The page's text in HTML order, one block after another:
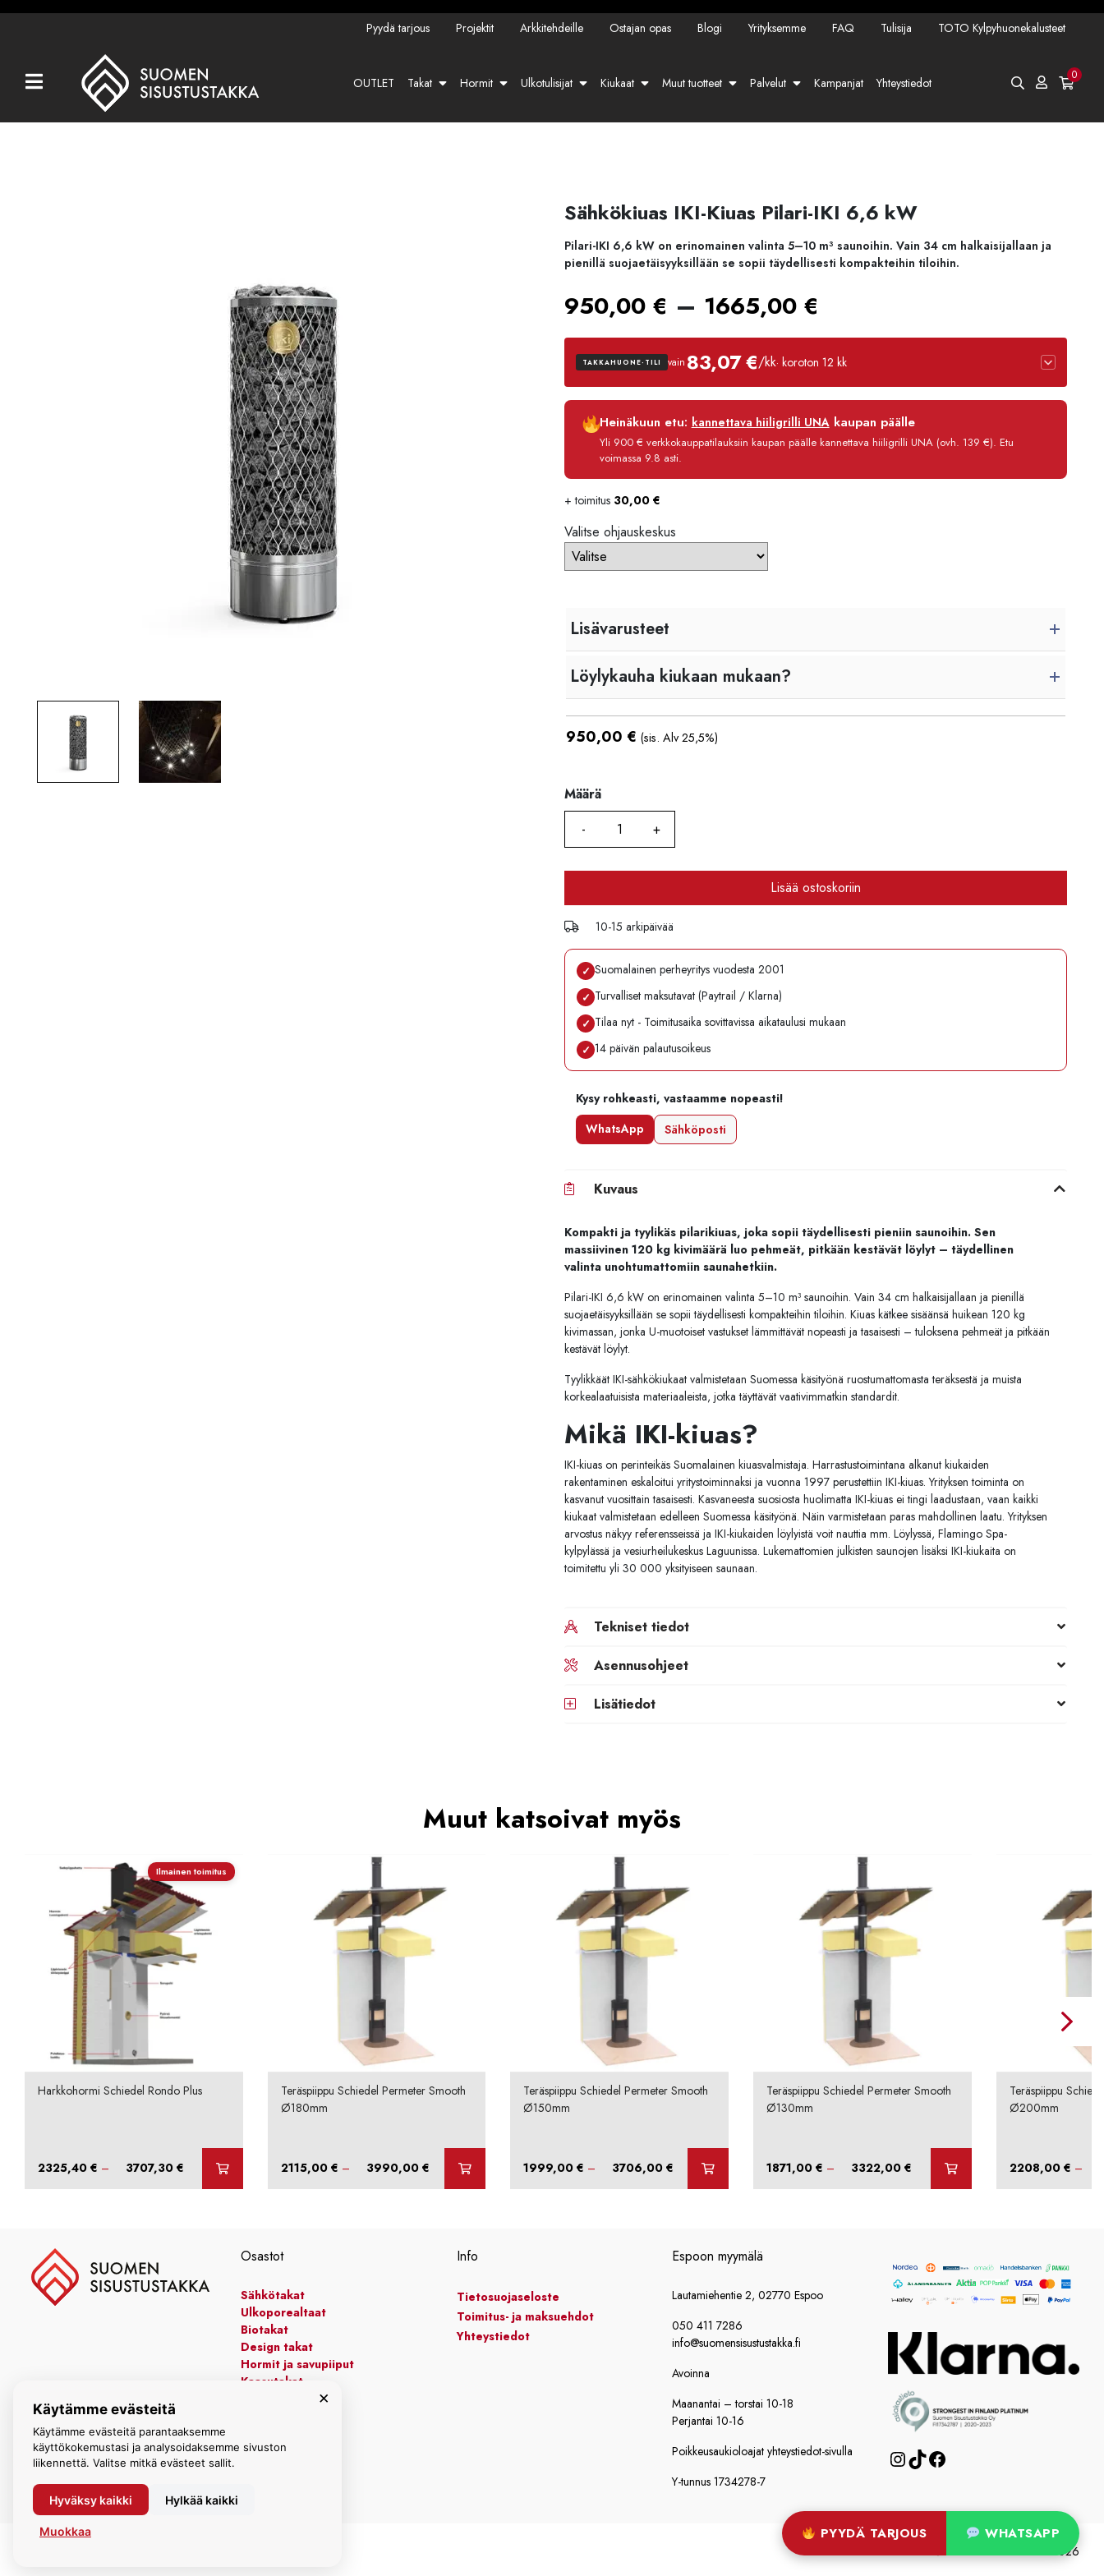
Kaikki tuotteet
FAQ
Kylpyhuonekalusteet
Pyydä tarjous Projektit Arkkitehdeille Ostajan opas Blogi Yrityksemme FAQ Tulisija TOTO Kylpyhuonekalusteet
OUTLET Takat Hormit Ulkotulisijat Kiukaat Muut tuotteet Palvelut Kampanjat Yhteystiedot 0
Sähkökiuas IKI-Kiuas Pilari-IKI 6,6 kW
Pilari-IKI 6,6 kW on erinomainen valinta 5–10 m³ saunoihin. Vain 34 cm halkaisijallaan ja
pienillä suojaetäisyyksillään se sopii täydellisesti kompakteihin tiloihin.
950,00 € – 1665,00 €
950,00 €
-
1665,00 €
TAKKAHUONE-TILI vain 83,07 €/kk· koroton 12 kk
Luottoaika
Korko
Käsittelymaksu
Heinäkuun etu: kannettava hiiligrilli UNAkaupan päälle
Yli 900 € verkkokauppatilauksiin kaupan päälle kannettava hiiligrilli UNA (ovh. 139 €). Etu
voimassa 9.8 asti.
+ toimitus 30,00 €
Valitse ohjauskeskus
Lisävarusteet
Löylykauha kiukaan mukaan?
950,00 € (sis. Alv 25,5%)
Määrä
Määrä
Lisää ostoskoriin
10-15 arkipäivää
✓ Suomalainen perheyritys vuodesta 2001
✓ Turvalliset maksutavat (Paytrail / Klarna)
✓ Tilaa nyt - Toimitusaika sovittavissa aikataulusi mukaan
✓ 14 päivän palautusoikeus
Kysy rohkeasti, vastaamme nopeasti!
WhatsApp
Sähköposti
Kuvaus
Kompakti ja tyylikäs pilarikiuas, joka sopii täydellisesti pieniin saunoihin. Sen
massiivinen 120 kg kivimäärä luo pehmeät, pitkään kestävät löylyt – täydellinen
valinta unohtumattomiin saunahetkiin.
Pilari-IKI 6,6 kW on erinomainen valinta 5–10 m³ saunoihin. Vain 34 cm halkaisijallaan ja pienillä
suojaetäisyyksillään se sopii täydellisesti kompakteihin tiloihin. Kiuas kätkee sisäänsä huikean 120 kg
kivimassan, jonka U-muotoiset vastukset lämmittävät nopeasti ja tasaisesti – tuloksena pehmeät ja pitkään
kestävät löylyt.
Tyylikkäät IKI-sähkökiukaat valmistetaan Suomessa käsityönä ruostumattomasta teräksestä ja muista
korkealaatuisista materiaaleista, jotka täyttävät vaativimmatkin standardit.
Mikä IKI-kiuas?
IKI-kiuas on perinteikäs Suomalainen kiuasvalmistaja. Harrastustoimintana alkanut kiukaiden
rakentaminen eskaloitui yritystoiminnaksi ja vuonna 1997 perustettiin IKI-kiuas. Yrityksen toiminta on
kasvanut vuosittain tasaisesti. Kasvaneesta suosiosta huolimatta IKI-kiuas ei tingi laadustaan, vaan kaikki
kiukaat valmistetaan edelleen Suomessa käsityönä. Näin varmistetaan paras mahdollinen laatu. Yrityksen
arvostus näkyy referensseissä ja IKI-kiukaiden löylyistä voit nauttia mm. Löylyssä, Flamingo Spa-
kylpylässä ja vesiurheilukeskus Laguunissa. Lukemattomien julkisten saunojen lisäksi IKI-kiukaita on
toimitettu yli 30 000 yksityiseen saunaan.
Tekniset tiedot
Asennusohjeet
Lisätiedot
Muut katsoivat myös
Ilmainen toimitus
Harkkohormi Schiedel Rondo Plus
2325,40 € – 3707,30 € Hintaluokka:
Teräspiippu Schiedel Permeter Smooth
Ø180mm
2115,00 € – 3990,00 €Hintaluokka:
Teräspiippu Schiedel Permeter Smooth
Ø150mm
1999,00€ – 3706,00€ Hintaluokka:
Teräspiippu Schiedel Permeter Smooth
Ø130mm
1871,00 € – 3322,00 €Hintaluokka:
Teräspiippu
Ø200mm
2208,00 € –
Osastot
Sähkötakat
Ulkoporealtaat
Biotakat
Design takat
Hormit ja savupiiput
Kaasutakat
Kiertoilmatakat
Info
Tietosuojaseloste
Toimitus- ja maksuehdot
Yhteystiedot
Espoon myymälä
Lautamiehentie 2, 02770 Espoo
050 411 7286
info@suomensisustustakka.fi
Avoinna
Maanantai – torstai 10-18
Perjantai 10-16
Poikkeusaukioloajat yhteystiedot-sivulla
Y-tunnus 1734278-7
Instagram
TikTok
© Suomen Sisustustakka 2026
PYYDÄ TARJOUS WHATSAPP
×
Käytämme evästeitä
Käytämme evästeitä parantaaksemme
käyttökokemustasi ja analysoidaksemme sivuston
liikennettä. Valitse mitkä evästeet sallit.
Hyväksy kaikki Hylkää kaikki
Muokkaa